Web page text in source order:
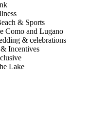
& Sports
Como and Lugano
& celebrations
Incentives
Lake